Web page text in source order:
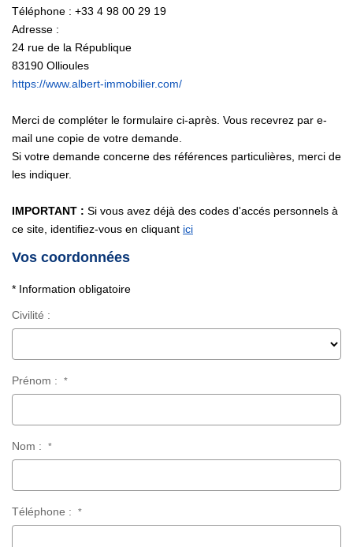
AGENCES
Qui Sommes-Nous
Nous Rejoindre
Nos Actualités
Téléphone : +33 4 98 00 29 19
Adresse :
24 rue de la République
83190 Ollioules
https://www.albert-immobilier.com/
Merci de compléter le formulaire ci-après. Vous recevrez par e-
mail une copie de votre demande.
Si votre demande concerne des références particulières, merci de
les indiquer.
IMPORTANT : Si vous avez déjà des codes d'accés personnels à
ce site, identifiez-vous en cliquant ici
Vos coordonnées
* Information obligatoire
Civilité :
Prénom : *
Nom : *
Téléphone : *